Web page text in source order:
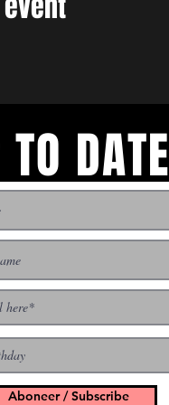
DATE
Aboneer / Subscribe